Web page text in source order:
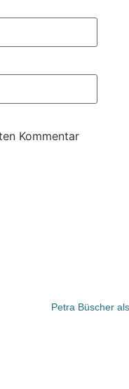
Kommentar
Petra Büscher